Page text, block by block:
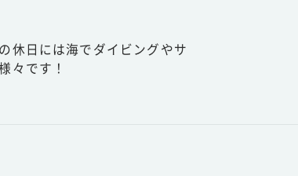
休日には海でダイビングやサ
々です！